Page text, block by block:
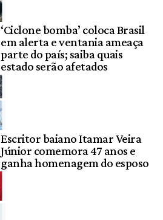
‘Ciclone bomba’ coloca Brasil
em alerta e ventania ameaça
parte do país; saiba quais
estado serão afetados
Escritor baiano Itamar Veira
Júnior comemora 47 anos e
ganha homenagem do esposo